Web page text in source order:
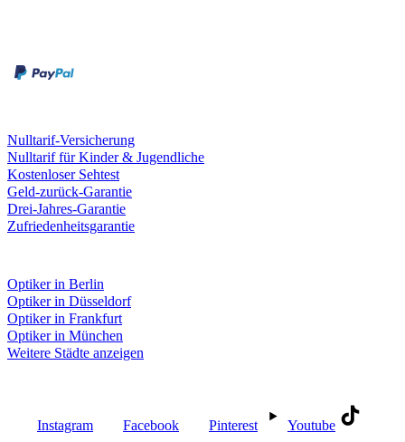
Nulltarif-Versicherung
Nulltarif für Kinder & Jugendliche
Kostenloser Sehtest
Geld-zurück-Garantie
Drei-Jahres-Garantie
Zufriedenheitsgarantie
Optiker in Berlin
Optiker in Düsseldorf
Optiker in Frankfurt
Optiker in München
Weitere Städte anzeigen
Instagram Facebook Pinterest Youtube